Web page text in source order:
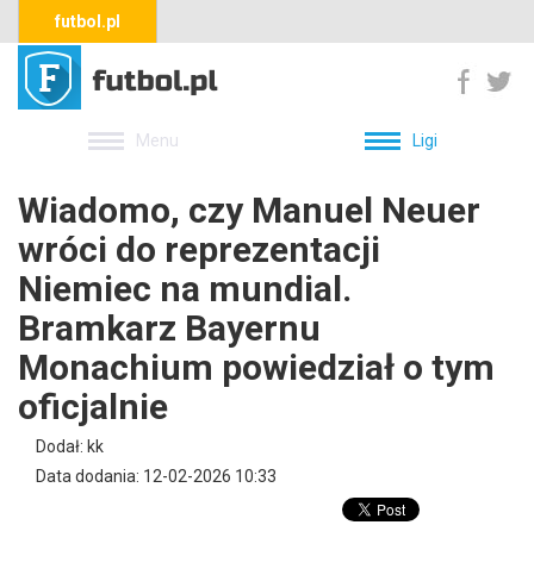
futbol.pl
Menu Ligi
Wiadomo, czy Manuel Neuer
wróci do reprezentacji
Niemiec na mundial.
Bramkarz Bayernu
Monachium powiedział o tym
oficjalnie
Dodał: kk
Data dodania: 12-02-2026 10:33